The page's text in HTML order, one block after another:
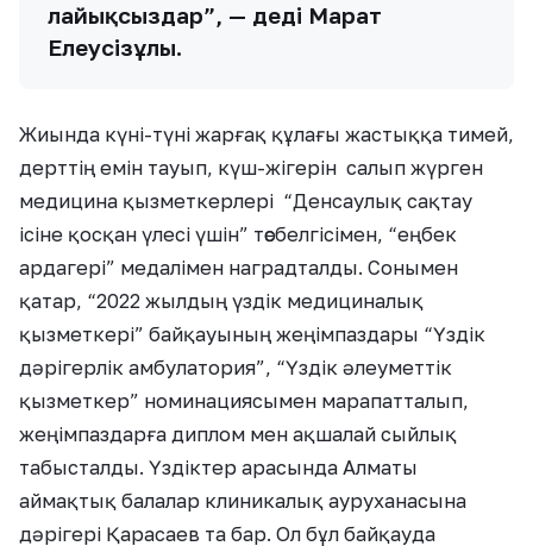
лайықсыздар”, — деді Марат
Елеусізұлы.
Жиында күні-түні жарғақ құлағы жастыққа тимей,
дерттің емін тауып, күш-жігерін салып жүрген
медицина қызметкерлері “Денсаулық сақтау
ісіне қосқан үлесі үшін” төсбелгісімен, “еңбек
ардагері” медалімен наградталды. Сонымен
қатар, “2022 жылдың үздік медициналық
қызметкері” байқауының жеңімпаздары “Үздік
дәрігерлік амбулатория”, “Үздік әлеуметтік
қызметкер” номинациясымен марапатталып,
жеңімпаздарға диплом мен ақшалай сыйлық
табысталды. Үздіктер арасында Алматы
аймақтық балалар клиникалық ауруханасына
дәрігері Қарасаев та бар. Ол бұл байқауда